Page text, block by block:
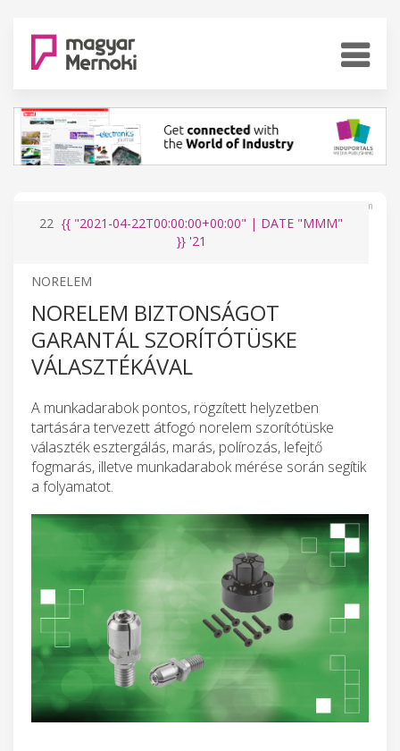
www.magyar-mernoki.com
22 {{ "2021-04-22T00:00:00+00:00" | DATE "MMM"
}}'21
NORELEM
NORELEM BIZTONSÁGOT
GARANTÁL SZORÍTÓTÜSKE
VÁLASZTÉKÁVAL
A munkadarabok pontos, rögzített helyzetben
tartására tervezett átfogó norelem szorítótüske
választék esztergálás, marás, polírozás, lefejtő
fogmarás, illetve munkadarabok mérése során segítik
a folyamatot.